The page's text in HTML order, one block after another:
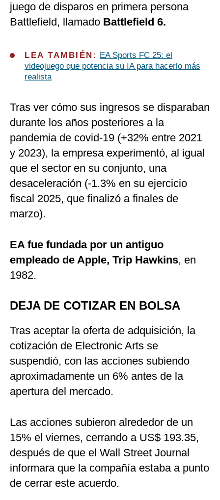
juego de disparos en primera persona
Battlefield, llamado Battlefield 6.
LEA TAMBIÉN:
EA Sports FC 25: el
videojuego que potencia su IA para hacerlo más
realista
Tras ver cómo sus ingresos se disparaban
durante los años posteriores a la
pandemia de covid-19 (+32% entre 2021
y 2023), la empresa experimentó, al igual
que el sector en su conjunto, una
desaceleración (-1.3% en su ejercicio
fiscal 2025, que finalizó a finales de
marzo).
EA fue fundada por un antiguo
empleado de Apple, Trip Hawkins, en
1982.
DEJA DE COTIZAR EN BOLSA
Tras aceptar la oferta de adquisición, la
cotización de Electronic Arts se
suspendió, con las acciones subiendo
aproximadamente un 6% antes de la
apertura del mercado.
Las acciones subieron alrededor de un
15% el viernes, cerrando a US$ 193.35,
después de que el Wall Street Journal
informara que la compañía estaba a punto
de cerrar este acuerdo.